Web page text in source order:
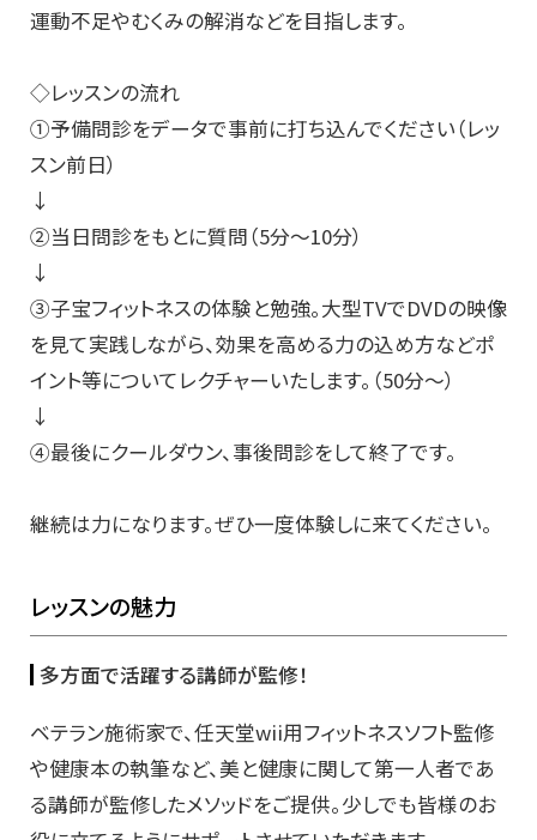
運動不足やむくみの解消などを目指します。
◇レッスンの流れ
①予備問診をデータで事前に打ち込んでください（レッ
スン前日）
↓
②当日問診をもとに質問（5分～10分）
↓
③子宝フィットネスの体験と勉強。大型TVでDVDの映像
を見て実践しながら、効果を高める力の込め方などポ
イント等についてレクチャーいたします。（50分～）
↓
④最後にクールダウン、事後問診をして終了です。
継続は力になります。ぜひ一度体験しに来てください。
レッスンの魅力
多方面で活躍する講師が監修！
ベテラン施術家で、任天堂wii用フィットネスソフト監修
や健康本の執筆など、美と健康に関して第一人者であ
る講師が監修したメソッドをご提供。少しでも皆様のお